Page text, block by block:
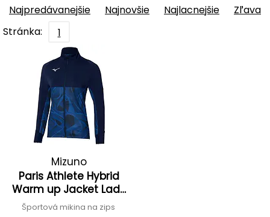
Najpredávanejšie Najnovšie Najlacnejšie
Zľava
Stránka:
1
Mizuno
Paris Athlete Hybrid
Warm up Jacket Lady
'25
Športová mikina na zips